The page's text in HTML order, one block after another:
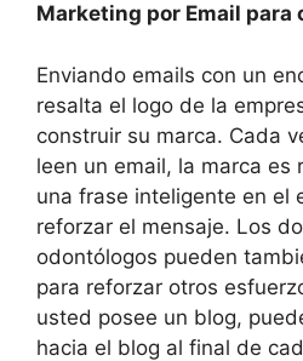
Marketing por Email para
Enviando emails con un
resalta el logo de la
construir su marca. Cada
leen un email, la marca es
una frase inteligente en el
reforzar el mensaje. Los
odontólogos pueden
para reforzar otros
usted posee un blog,
hacia el blog al final de